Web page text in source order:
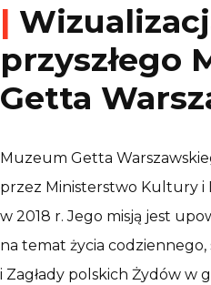
|
przyszłego
Getta
Muzeum Getta
przez Ministerstwo Kultury i
w 2018 r. Jego misją jest
na temat życia
i Zagłady polskich Żydów w